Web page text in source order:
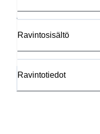
Ravintosisältö
Ravintotiedot